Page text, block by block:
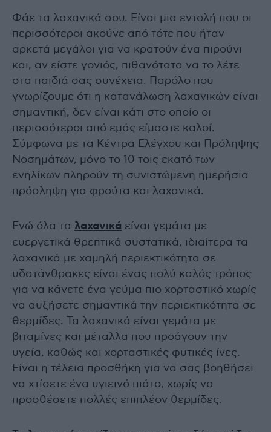
Φάε τα λαχανικά σου. Είναι μια εντολή που οι
περισσότεροι ακούνε από τότε που ήταν
αρκετά μεγάλοι για να κρατούν ένα πιρούνι
και, αν είστε γονιός, πιθανότατα να το λέτε
στα παιδιά σας συνέχεια. Παρόλο που
γνωρίζουμε ότι η κατανάλωση λαχανικών είναι
σημαντική, δεν είναι κάτι στο οποίο οι
περισσότεροι από εμάς είμαστε καλοί.
Σύμφωνα με τα Κέντρα Ελέγχου και Πρόληψης
Νοσημάτων, μόνο το 10 τοις εκατό των
ενηλίκων πληρούν τη συνιστώμενη ημερήσια
πρόσληψη για φρούτα και λαχανικά.
Ενώ όλα τα λαχανικά είναι γεμάτα με
ευεργετικά θρεπτικά συστατικά, ιδιαίτερα τα
λαχανικά με χαμηλή περιεκτικότητα σε
υδατάνθρακες είναι ένας πολύ καλός τρόπος
για να κάνετε ένα γεύμα πιο χορταστικό χωρίς
να αυξήσετε σημαντικά την περιεκτικότητα σε
θερμίδες. Τα λαχανικά είναι γεμάτα με
βιταμίνες και μέταλλα που προάγουν την
υγεία, καθώς και χορταστικές φυτικές ίνες.
Είναι η τέλεια προσθήκη για να σας βοηθήσει
να χτίσετε ένα υγιεινό πιάτο, χωρίς να
προσθέσετε πολλές επιπλέον θερμίδες.